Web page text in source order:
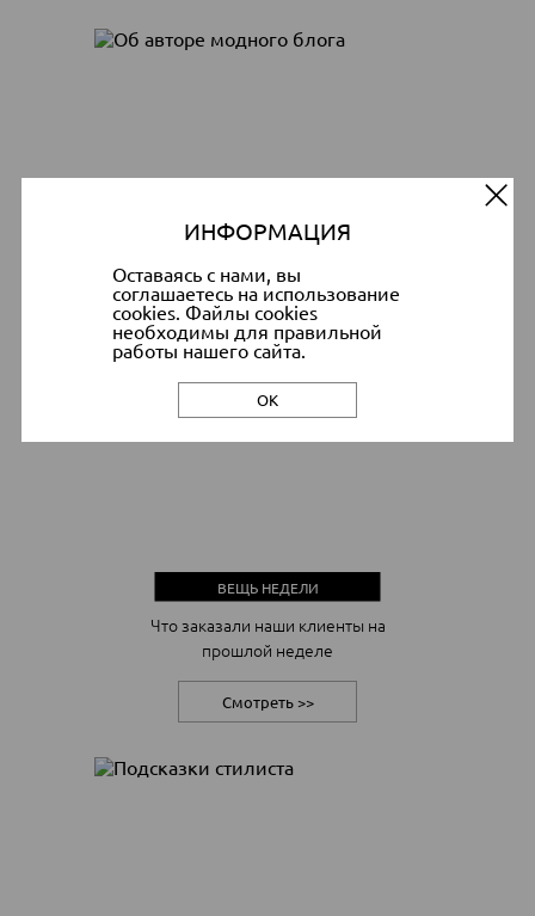
Cтилист Каталог Центр с 1997
гардероба»
Смотреть >>
ВЕЩЬ НЕДЕЛИ
Что заказали наши клиенты на
прошлой неделе
Смотреть >>
ИНФОРМАЦИЯ
Оставаясь с нами, вы
соглашаетесь на использование
cookies. Файлы cookies
необходимы для правильной
работы нашего сайта.
ОК